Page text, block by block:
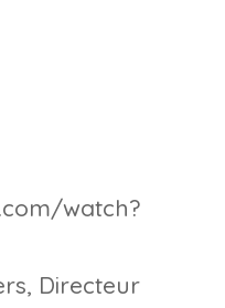
watch?
Directeur